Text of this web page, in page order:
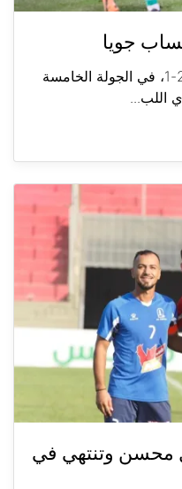
جويا
فوز الأنصار على جويا الرياضي 2-1، في الجولة الخامسة
اللب...
محسن وتنتهي في